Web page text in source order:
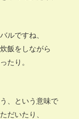
ルですね、
飯をしながら
たり。
、という意味で
だいたり、